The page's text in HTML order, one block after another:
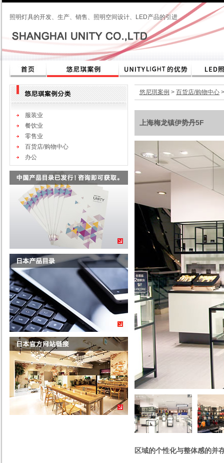
照明灯具的开发、生产、销售、照明空间设计、LED产品的引进
服装业
餐饮业
零售业
百货店/购物中心
办公
悠尼琪案例 > 百货店/购物中心
上海梅龙镇伊势丹5F
区域的个性化与整体感的并